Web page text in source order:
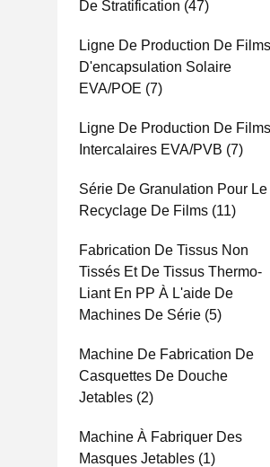
De Stratification (47)
Ligne De Production De Films
D'encapsulation Solaire
EVA/POE (7)
Ligne De Production De Films
Intercalaires EVA/PVB (7)
Série De Granulation Pour Le
Recyclage De Films (11)
Fabrication De Tissus Non
Tissés Et De Tissus Thermo-
Liant En PP À L'aide De
Machines De Série (5)
Machine De Fabrication De
Casquettes De Douche
Jetables (2)
Machine À Fabriquer Des
Masques Jetables (1)